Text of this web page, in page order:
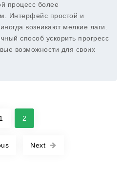
процесс более
Интерфейс простой и
возникают мелкие лаги.
способ ускорить прогресс
возможности для своих
1 2
Next